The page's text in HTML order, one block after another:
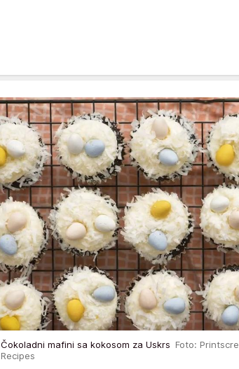
Čokoladni mafini sa kokosom za Uskrs Foto:
Recipes